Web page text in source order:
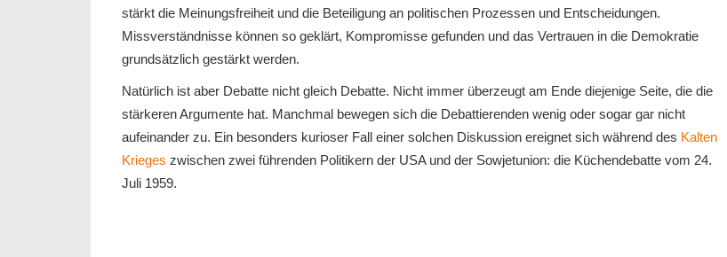
stärkt die Meinungsfreiheit und die Beteiligung an politischen Prozessen und Entscheidungen.
Missverständnisse können so geklärt, Kompromisse gefunden und das Vertrauen in die Demokratie
grundsätzlich gestärkt werden.
Natürlich ist aber Debatte nicht gleich Debatte. Nicht immer überzeugt am Ende diejenige Seite, die die
stärkeren Argumente hat. Manchmal bewegen sich die Debattierenden wenig oder sogar gar nicht
aufeinander zu. Ein besonders kurioser Fall einer solchen Diskussion ereignet sich während des Kalten
Krieges zwischen zwei führenden Politikern der USA und der Sowjetunion: die Küchendebatte vom 24.
Juli 1959.